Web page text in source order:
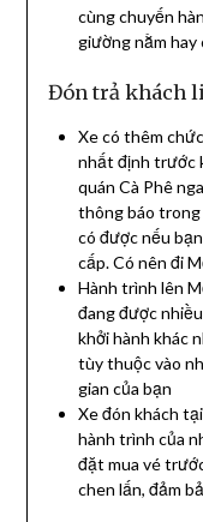
cùng chuyến
giường nằm hay
Đón trả khách
Xe có thêm
nhất định trước
quán Cà Phê
thông báo
có được nếu
cấp. Có nên đi
Hành trình lên
đang được
khởi hành khác
tùy thuộc vào
gian của bạn
Xe đón khách
hành trình của
đặt mua vé
chen lấn, đảm